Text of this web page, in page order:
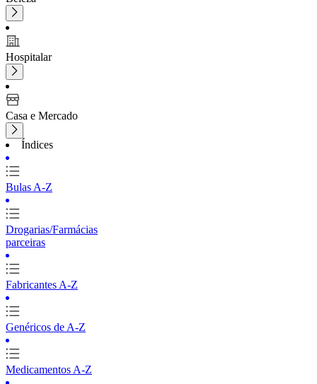
Hospitalar
Casa e Mercado
Índices
Bulas A-Z
Drogarias/Farmácias
parceiras
Fabricantes A-Z
Genéricos de A-Z
Medicamentos A-Z